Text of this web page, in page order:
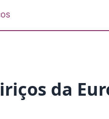
da